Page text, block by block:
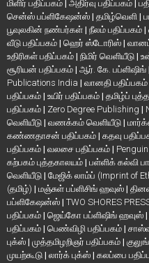
மிளிர் பதிப்பகம் | அதிர்வு பதிப்பகம் |
சென்ஸ் பப்ளிகேஷன்ஸ் | தமிழ்வெளி |
பூவுலகின் நண்பர்கள் | நீலம் பதிப்பகம் |
வீடு பதிப்பகம் | ஹெர் ஸ்டோரிஸ் |
உதிரிகள் பதிப்பகம் | நிமிர் வெளியீடு |
சூரியன் பதிப்பகம் | ஆர். கே. பப்ளிஷிங் |
Publications India | வானதி பதிப்பகம்
பதிப்பகம் | உயிர் பதிப்பகம் | தமிழ்ப்
பதிப்பகம் | Zero Degree Publishing |
வெளியீடு | வணக்கம் வெளியீடு |
கண்ணதாசன் பதிப்பகம் | கதவு
பதிப்பகம் | வலசை பதிப்பகம் |
கற்பகம் புத்தகாலயம் | பள்ளிக் கல்வி
வெளியீடு | மேஜிக் லாம்ப் (Imprint of
(தமிழ்) | மஞ்சுள் பப்ளிசிங் ஹவுஸ் |
பப்ளிகேஷன்ஸ் | TWO SHORES
பதிப்பகம் | ஜெய்கோ பப்ளிஷிங் ஹவுஸ் |
பதிப்பகம் | பெண்விழி பதிப்பகம் |
புக்ஸ் | முத்தமிழறிஞர் பதிப்பகம் |
முயற்கூடு | லார்க் புக்ஸ் | கலப்பை